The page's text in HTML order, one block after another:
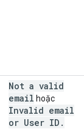
Not a valid
email hoặc
Invalid email
or User ID .